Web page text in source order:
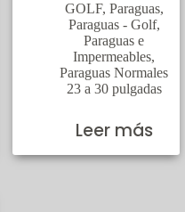
GOLF, Paraguas,
Paraguas - Golf,
Paraguas e
Impermeables,
Paraguas Normales
23 a 30 pulgadas
Leer más